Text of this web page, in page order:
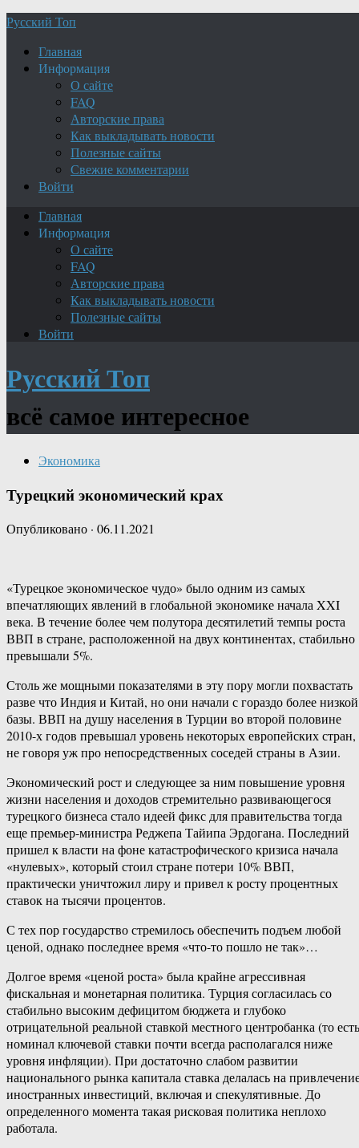
Русский Топ
Главная
Информация
О сайте
FAQ
Авторские права
Как выкладывать новости
Полезные сайты
Свежие комментарии
Войти
Главная
Информация
О сайте
FAQ
Авторские права
Как выкладывать новости
Полезные сайты
Войти
Русский Топ
всё самое интересное
Экономика
Турецкий экономический крах
Опубликовано · 06.11.2021
«Турецкое экономическое чудо» было одним из самых
впечатляющих явлений в глобальной экономике начала XXI
века. В течение более чем полутора десятилетий темпы роста
ВВП в стране, расположенной на двух континентах, стабильно
превышали 5%.
Столь же мощными показателями в эту пору могли похвастать
разве что Индия и Китай, но они начали с гораздо более низкой
базы. ВВП на душу населения в Турции во второй половине
2010-х годов превышал уровень некоторых европейских стран,
не говоря уж про непосредственных соседей страны в Азии.
Экономический рост и следующее за ним повышение уровня
жизни населения и доходов стремительно развивающегося
турецкого бизнеса стало идеей фикс для правительства тогда
еще премьер-министра Реджепа Тайипа Эрдогана. Последний
пришел к власти на фоне катастрофического кризиса начала
«нулевых», который стоил стране потери 10% ВВП,
практически уничтожил лиру и привел к росту процентных
ставок на тысячи процентов.
С тех пор государство стремилось обеспечить подъем любой
ценой, однако последнее время «что-то пошло не так»…
Долгое время «ценой роста» была крайне агрессивная
фискальная и монетарная политика. Турция согласилась со
стабильно высоким дефицитом бюджета и глубоко
отрицательной реальной ставкой местного центробанка (то есть
номинал ключевой ставки почти всегда располагался ниже
уровня инфляции). При достаточно слабом развитии
национального рынка капитала ставка делалась на
иностранных инвестиций, включая и спекулятивные. До
определенного момента такая рисковая политика неплохо
работала.